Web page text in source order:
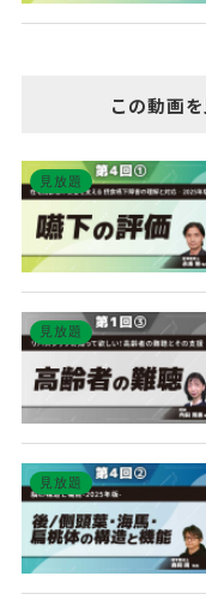
この動画
見放題
見放題
見放題